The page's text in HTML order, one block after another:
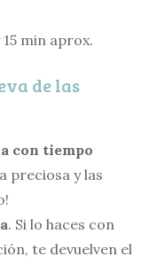
15 min aprox.
de las
con tiempo
preciosa y las
. Si lo haces con
te devuelven el